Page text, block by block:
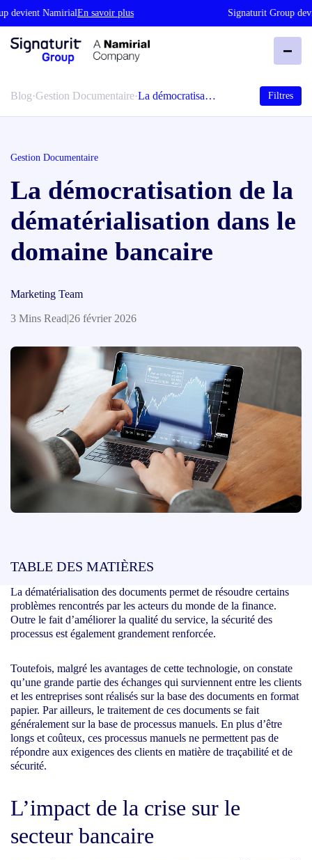
NamirialEn savoir plus Signaturit Group
Blog·Gestion Documentaire·La démocratisa… Filtres
Gestion Documentaire
La démocratisation de la
dématérialisation dans le
domaine bancaire
Marketing Team
3 Mins Read|26 février 2026
TABLE DES MATIÈRES
La dématérialisation des documents permet de résoudre certains
problèmes rencontrés par les acteurs du monde de la finance.
Outre le fait d’améliorer la qualité du service, la sécurité des
processus est également grandement renforcée.
Toutefois, malgré les avantages de cette technologie, on constate
qu’une grande partie des échanges qui surviennent entre les clients
et les entreprises sont réalisés sur la base des documents en format
papier. Par ailleurs, le traitement de ces documents se fait
généralement sur la base de processus manuels. En plus d’être
longs et coûteux, ces processus manuels ne permettent pas de
répondre aux exigences des clients en matière de traçabilité et de
sécurité.
L’impact de la crise sur le
secteur bancaire